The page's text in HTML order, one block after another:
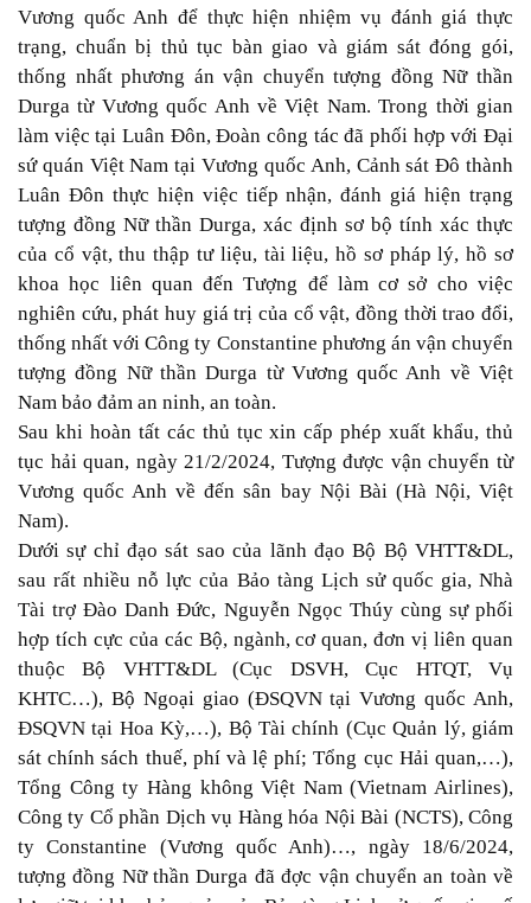
Vương quốc Anh để thực hiện nhiệm vụ đánh giá thực
trạng, chuẩn bị thủ tục bàn giao và giám sát đóng gói,
thống nhất phương án vận chuyển tượng đồng Nữ thần
Durga từ Vương quốc Anh về Việt Nam. Trong thời gian
làm việc tại Luân Đôn, Đoàn công tác đã phối hợp với Đại
sứ quán Việt Nam tại Vương quốc Anh, Cảnh sát Đô thành
Luân Đôn thực hiện việc tiếp nhận, đánh giá hiện trạng
tượng đồng Nữ thần Durga, xác định sơ bộ tính xác thực
của cổ vật, thu thập tư liệu, tài liệu, hồ sơ pháp lý, hồ sơ
khoa học liên quan đến Tượng để làm cơ sở cho việc
nghiên cứu, phát huy giá trị của cổ vật, đồng thời trao đổi,
thống nhất với Công ty Constantine phương án vận chuyển
tượng đồng Nữ thần Durga từ Vương quốc Anh về Việt
Nam bảo đảm an ninh, an toàn.
Sau khi hoàn tất các thủ tục xin cấp phép xuất khẩu, thủ
tục hải quan, ngày 21/2/2024, Tượng được vận chuyển từ
Vương quốc Anh về đến sân bay Nội Bài (Hà Nội, Việt
Nam).
Dưới sự chỉ đạo sát sao của lãnh đạo Bộ Bộ VHTT&DL,
sau rất nhiều nỗ lực của Bảo tàng Lịch sử quốc gia, Nhà
Tài trợ Đào Danh Đức, Nguyễn Ngọc Thúy cùng sự phối
hợp tích cực của các Bộ, ngành, cơ quan, đơn vị liên quan
thuộc Bộ VHTT&DL (Cục DSVH, Cục HTQT, Vụ
KHTC…), Bộ Ngoại giao (ĐSQVN tại Vương quốc Anh,
ĐSQVN tại Hoa Kỳ,…), Bộ Tài chính (Cục Quản lý, giám
sát chính sách thuế, phí và lệ phí; Tổng cục Hải quan,…),
Tổng Công ty Hàng không Việt Nam (Vietnam Airlines),
Công ty Cổ phần Dịch vụ Hàng hóa Nội Bài (NCTS), Công
ty Constantine (Vương quốc Anh)…, ngày 18/6/2024,
tượng đồng Nữ thần Durga đã đợc vận chuyển an toàn về